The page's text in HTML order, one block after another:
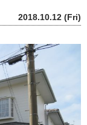
2018.10.12 (Fri)